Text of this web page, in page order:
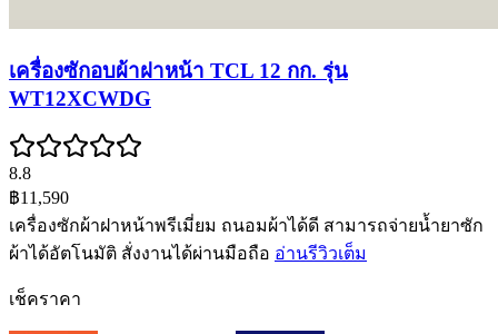
เครื่องซักอบผ้าฝาหน้า TCL 12 กก. รุ่น
WT12XCWDG
8.8
฿11,590
เครื่องซักผ้าฝาหน้าพรีเมี่ยม ถนอมผ้าได้ดี สามารถจ่ายน้ำยาซัก
ผ้าได้อัตโนมัติ สั่งงานได้ผ่านมือถือ อ่านรีวิวเต็ม
เช็คราคา